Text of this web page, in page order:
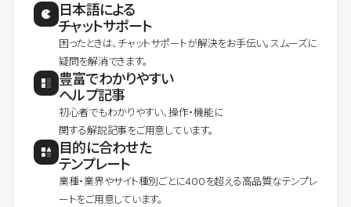
日本語による
チャットサポート
困ったときは、チャットサポートが解決をお手伝い。スムーズに
疑問を解消できます。
豊富でわかりやすい
ヘルプ記事
初心者でもわかりやすい、操作・機能に
関する解説記事をご用意しています。
目的に合わせた
テンプレート
業種・業界やサイト種別ごとに400を超える高品質なテンプレ
ートをご用意しています。